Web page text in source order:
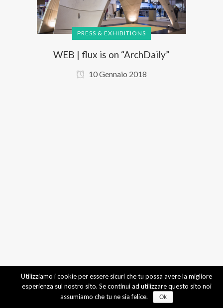
PRESS & EXHIBITIONS
WEB | flux is on “ArchDaily”
10 Gennaio 2018
Utilizziamo i cookie per essere sicuri che tu possa avere la migliore
esperienza sul nostro sito. Se continui ad utilizzare questo sito noi
assumiamo che tu ne sia felice.
Ok